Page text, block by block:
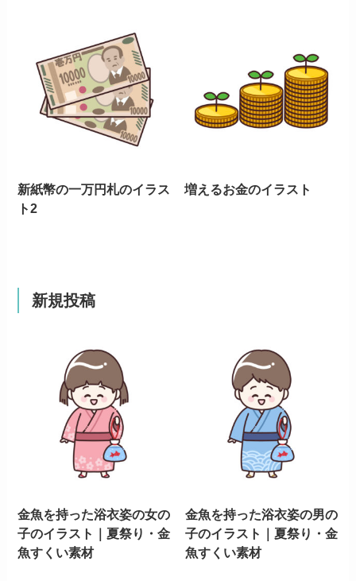
新紙幣の一万円札のイラス
ト2
増えるお金のイラスト
新規投稿
金魚を持った浴衣姿の女の
子のイラスト｜夏祭り・金
魚すくい素材
金魚を持った浴衣姿の男の
子のイラスト｜夏祭り・金
魚すくい素材